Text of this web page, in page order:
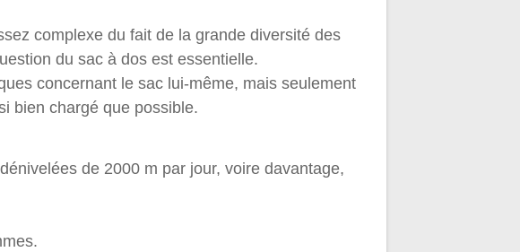
complexe du fait de la grande diversité des
du sac à dos est essentielle.
concernant le sac lui-même, mais seulement
bien chargé que possible.
de 2000 m par jour, voire davantage,